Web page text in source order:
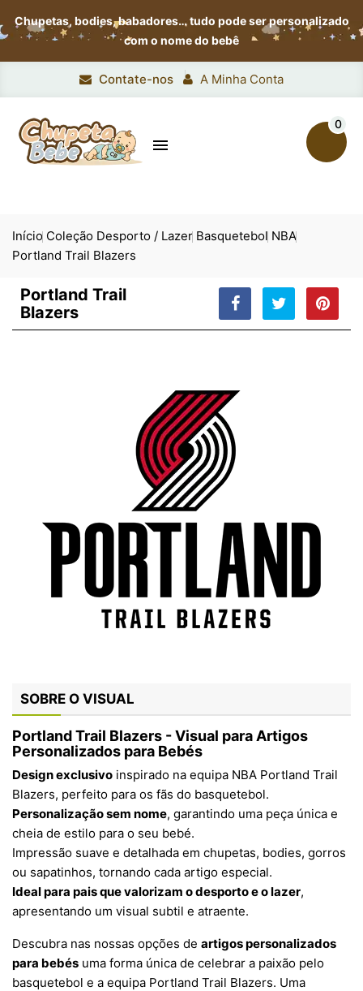
Chupetas, bodies, babadores…tudo pode ser personalizado
com o nome do bebê
Contate-nos A Minha Conta

0
Início Coleção Desporto / Lazer Basquetebol NBA
Portland Trail Blazers
Portland Trail
Blazers
SOBRE O VISUAL
Portland Trail Blazers - Visual para Artigos
Personalizados para Bebés
Design exclusivo inspirado na equipa NBA Portland Trail
Blazers, perfeito para os fãs do basquetebol.
Personalização sem nome, garantindo uma peça única e
cheia de estilo para o seu bebé.
Impressão suave e detalhada em chupetas, bodies, gorros
ou sapatinhos, tornando cada artigo especial.
Ideal para pais que valorizam o desporto e o lazer,
apresentando um visual subtil e atraente.
Descubra nas nossas opções de artigos personalizados
para bebés uma forma única de celebrar a paixão pelo
basquetebol e a equipa Portland Trail Blazers. Uma